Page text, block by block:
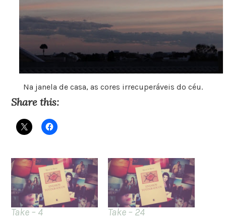
Na janela de casa, as cores irrecuperáveis do céu.
Share this:
Take – 4
Take – 24